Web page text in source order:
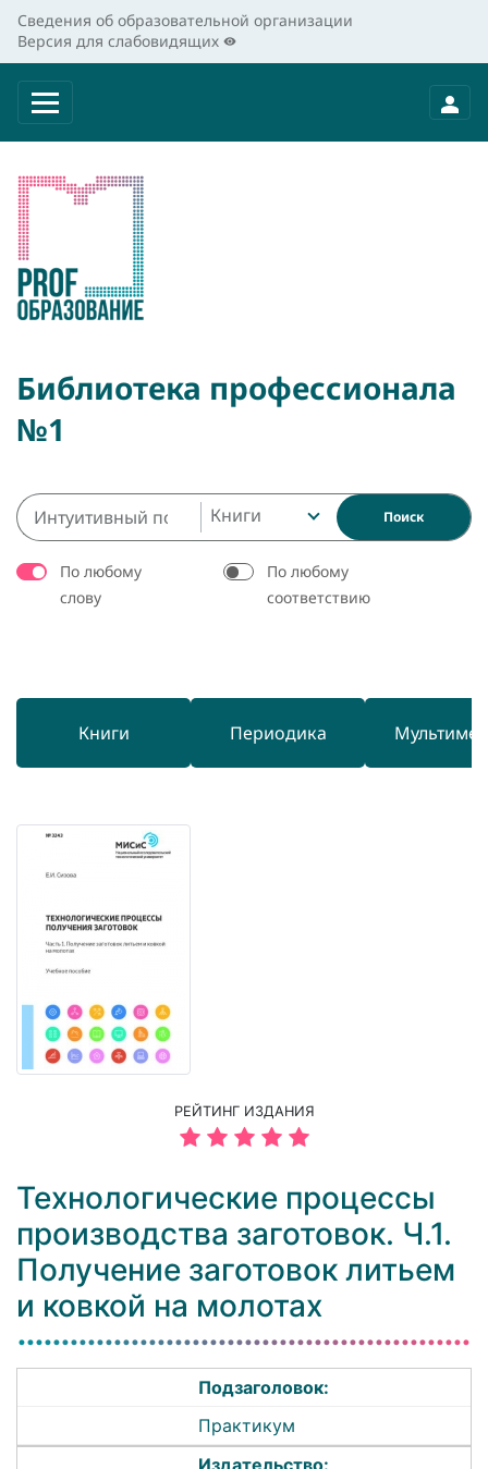
Сведения об образовательной организации
Версия для слабовидящих
Библиотека профессионала
№1
Книги Поиск
По любому
слову
По любому
соответствию
Книги Периодика
РЕЙТИНГ ИЗДАНИЯ
Технологические процессы
производства заготовок. Ч.1.
Получение заготовок литьем
и ковкой на молотах
Подзаголовок:
Практикум